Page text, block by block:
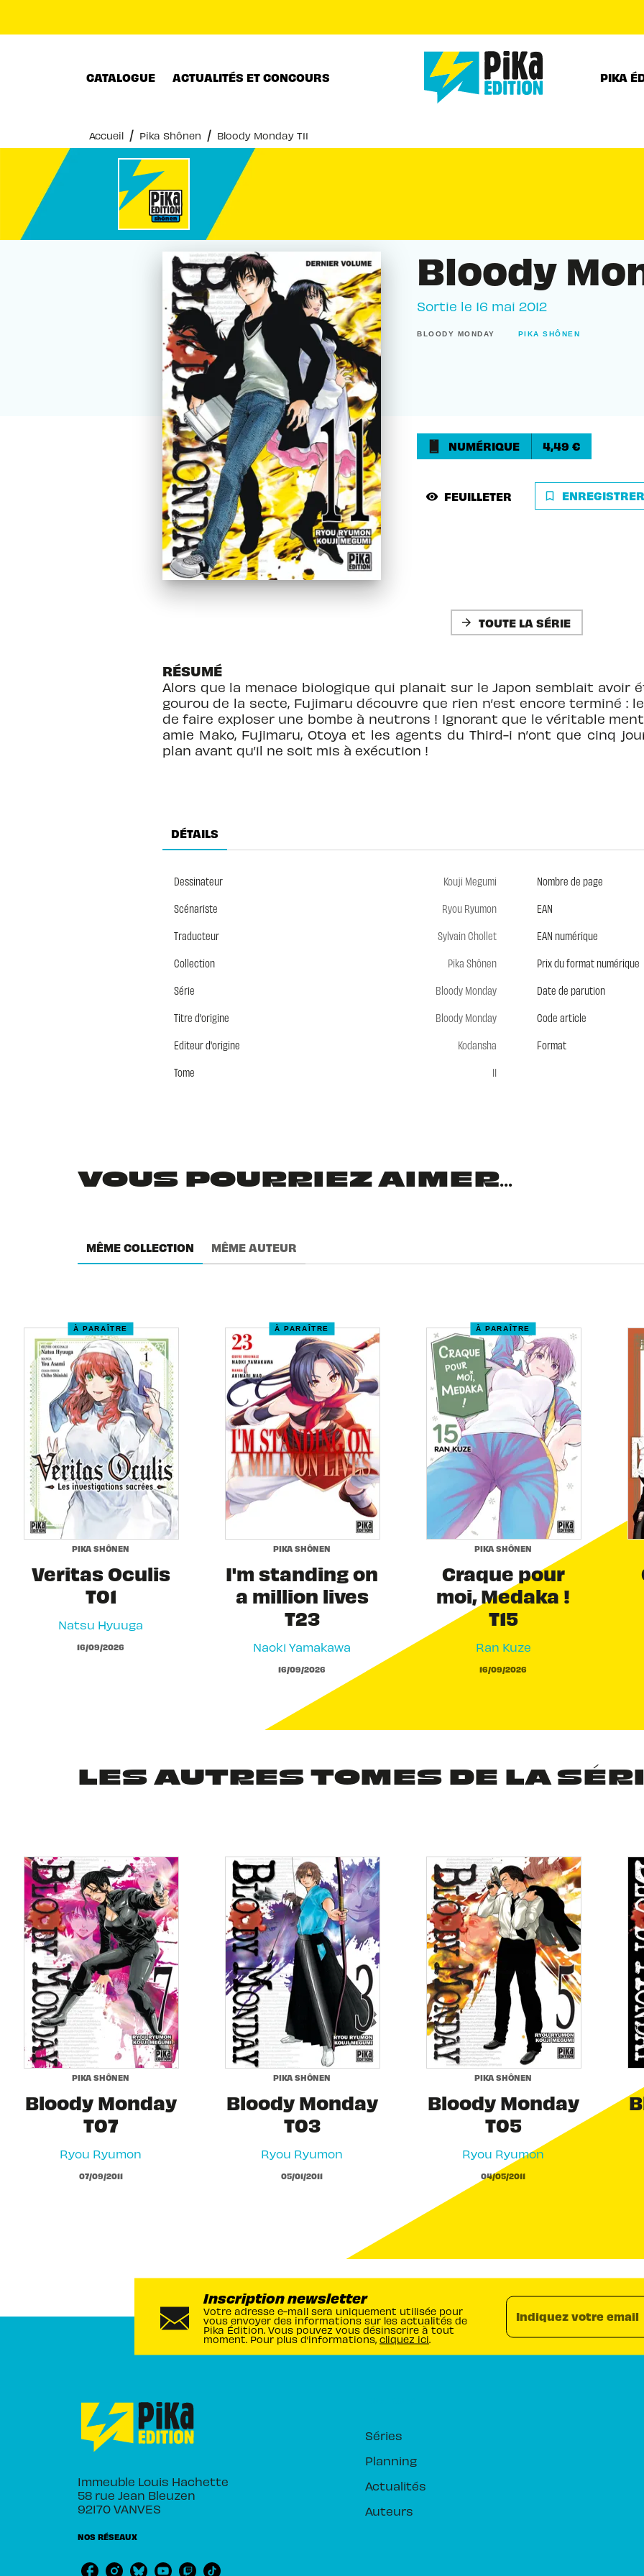
CATALOGUE ACTUALITÉS ET CONCOURS PIKA
Accueil / Pika Shônen / Bloody Monday T11
Bloody
Sortie le 16 mai 2012
BLOODY MONDAY PIKA SHÔNEN
NUMÉRIQUE 4,49 €
visibility FEUILLETER bookmark_border ENREGISTRER
arrow_forward TOUTE LA SÉRIE
RÉSUMÉ
Alors que la menace biologique qui planait sur le Japon semblait avoir
gourou de la secte, Fujimaru découvre que rien n’est encore terminé
de faire exploser une bombe à neutrons ! Ignorant que le véritable
amie Mako, Fujimaru, Otoya et les agents du Third-i n’ont que cinq
plan avant qu’il ne soit mis à exécution !
DÉTAILS
Dessinateur
Kouji Megumi
Scénariste
Ryou Ryumon
Traducteur
Sylvain Chollet
Collection
Pika Shônen
Série
Bloody Monday
Titre d'origine
Bloody Monday
Editeur d'origine
Kodansha
Tome
11
Nombre de page
EAN
EAN numérique
Prix du format numérique
Date de parution
Code article
Format
VOUS POURRIEZ AIMER...
MÊME COLLECTION MÊME AUTEUR
À PARAÎTRE
PIKA SHÔNEN
Veritas Oculis
T01
Natsu Hyuuga
16/09/2026
À PARAÎTRE
PIKA SHÔNEN
I'm standing on
a million lives
T23
Naoki Yamakawa
16/09/2026
À PARAÎTRE
PIKA SHÔNEN
Craque pour
moi, Medaka !
T15
Ran Kuze
16/09/2026
LES AUTRES TOMES DE LA
PIKA SHÔNEN
Bloody Monday
T07
Ryou Ryumon
07/09/2011
PIKA SHÔNEN
Bloody Monday
T03
Ryou Ryumon
05/01/2011
PIKA SHÔNEN
Bloody Monday
T05
Ryou Ryumon
04/05/2011
Inscription newsletter
Votre adresse e-mail sera uniquement utilisée pour
vous envoyer des informations sur les actualités de
Pika Édition. Vous pouvez vous désinscrire à tout
moment. Pour plus d’informations, cliquez ici.
Indiquez votre email
Immeuble Louis Hachette
58 rue Jean Bleuzen
92170 VANVES
NOS RÉSEAUX
Séries
Planning
Actualités
Auteurs